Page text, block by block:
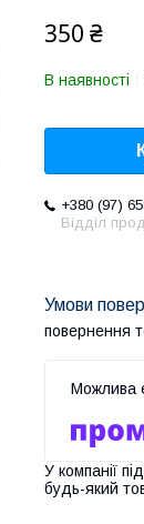
350 ₴
В наявності
+380 (97)
Відділ
повернення
У компанії
будь-який